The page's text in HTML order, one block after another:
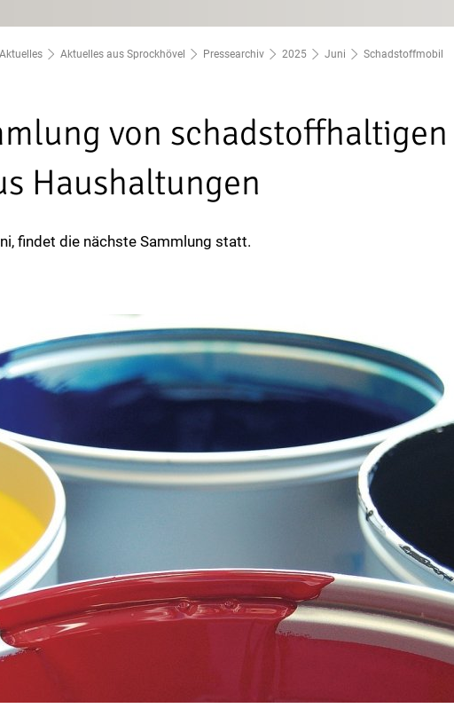
Aktuelles aus Sprockhövel Pressearchiv 2025 Juni Schadstoffmobil
von schadstoffhaltigen
Haushaltungen
findet die nächste Sammlung statt.